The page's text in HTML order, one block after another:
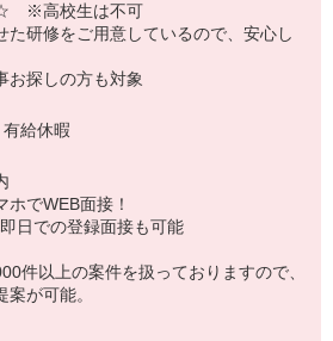
※高校生は不可
た研修をご用意しているので、安心し
お探しの方も対象
給休暇
でWEB面接！
日での登録面接も可能
件以上の案件を扱っておりますので、
が可能。